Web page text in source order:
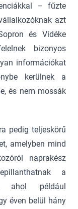
– fűzte
azt
és Vidéke
bizonyos
információkat
kerülnek a
és nem mossák
pedig teljeskörű
amelyben mind
naprakész
a
ahol például
éven belül hány